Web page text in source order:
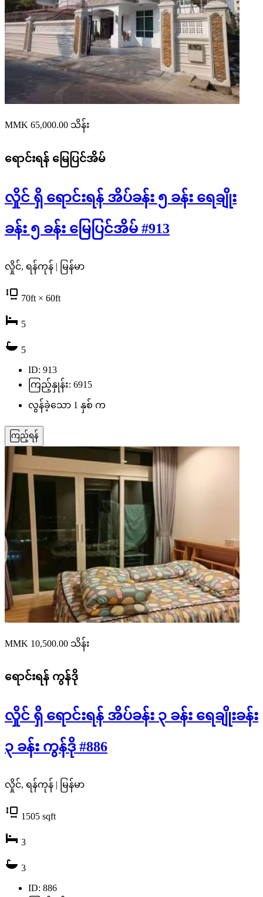
MMK 65,000.00 သိန်း
ရောင်းရန် မြေပြင်အိမ်
လှိုင် ရှိ ရောင်းရန် အိပ်ခန်း ၅ ခန်း ရေချိုး
ခန်း ၅ ခန်း မြေပြင်အိမ် #913
လှိုင်, ရန်ကုန် | မြန်မာ
70ft × 60ft
5
5
ID: 913
ကြည့်နှုန်း: 6915
လွန်ခဲ့သော 1 နှစ် က
ကြည့်ရန်
MMK 10,500.00 သိန်း
ရောင်းရန် ကွန်ဒို
လှိုင် ရှိ ရောင်းရန် အိပ်ခန်း ၃ ခန်း ရေချိုးခန်း
၃ ခန်း ကွန်ဒို #886
လှိုင်, ရန်ကုန် | မြန်မာ
1505 sqft
3
3
ID: 886